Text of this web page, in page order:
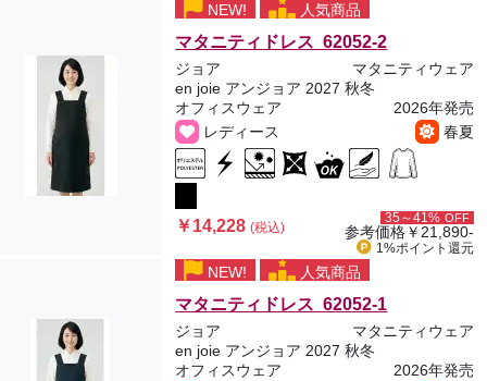
NEW! 人気商品
マタニティドレス 62052-2
ジョア
マタニティウェア
en joie アンジョア 2027 秋冬
オフィスウェア
2026年発売
レディース
春夏
￥14,228(税込)
35～41% OFF
参考価格￥21,890-
1%ポイント 還元
NEW! 人気商品
マタニティドレス 62052-1
ジョア
マタニティウェア
en joie アンジョア 2027 秋冬
オフィスウェア
2026年発売